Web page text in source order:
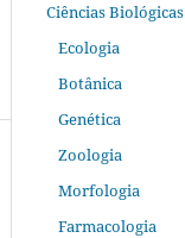
Ciências Biológicas
Ecologia
Botânica
Genética
Zoologia
Morfologia
Farmacologia